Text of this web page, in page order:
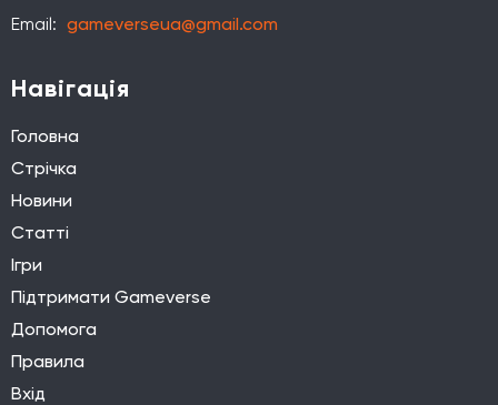
Email: gameverseua@gmail.com
Навігація
Головна
Стрічка
Новини
Статті
Ігри
Підтримати Gameverse
Допомога
Правила
Вхід